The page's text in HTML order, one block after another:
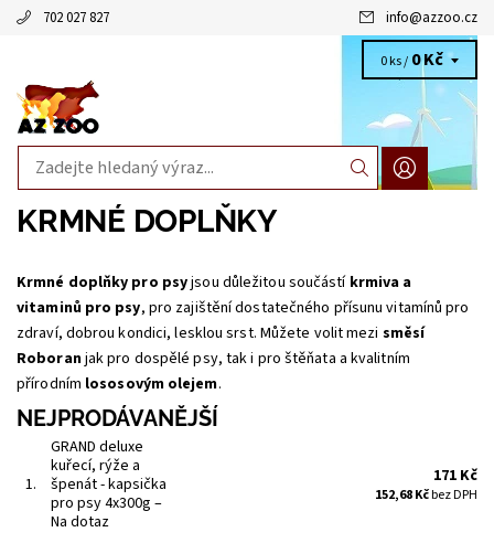
702 027 827 info@azzoo.cz
0 ks / 0 Kč
KRMNÉ DOPLŇKY
Krmné doplňky pro psyjsou důležitou součástí krmiva a
vitaminů pro psy, pro zajištění dostatečného přísunu vitamínů pro
zdraví, dobrou kondici, lesklou srst. Můžete volit mezi směsí
Roboranjak pro dospělé psy, tak i pro štěňata a kvalitním
přírodním lososovým olejem.
NEJPRODÁVANĚJŠÍ
1.
GRAND deluxe
kuřecí, rýže a
špenát - kapsička
pro psy 4x300g –
Na dotaz
171 Kč
152,68 Kčbez DPH